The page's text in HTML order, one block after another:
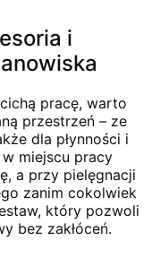
i
pracę, warto
przestrzeń – ze
dla płynności i
miejscu pracy
a przy pielęgnacji
zanim cokolwiek
który pozwoli
bez zakłóceń.